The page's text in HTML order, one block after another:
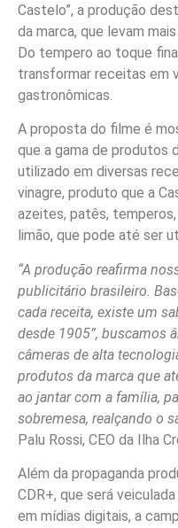
Castelo”, a produção
da marca, que levam
Do tempero ao toque
transformar receitas em
gastronômicas.
A proposta do filme é
que a gama de produtos
utilizado em diversas
vinagre, produto que a
azeites, patês,
limão, que pode até ser
“A produção reafirma
publicitário brasileiro.
cada receita, existe um
desde 1905”, buscamos
câmeras de alta
produtos da marca que
ao jantar com a família,
sobremesa, realçando o
Palu Rossi, CEO da Ilha
Além da propaganda
CDR+, que será
em mídias digitais, a